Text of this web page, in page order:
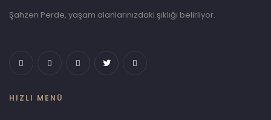
Şahzen Perde, yaşam alanlarınızdaki şıklığı belirliyor.
HIZLI MENÜ